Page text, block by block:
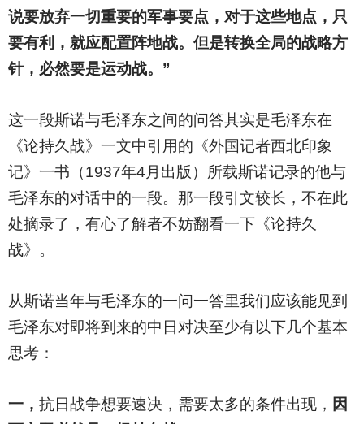
说要放弃一切重要的军事要点，对于这些地点，只
要有利，就应配置阵地战。但是转换全局的战略方
针，必然要是运动战。”
这一段斯诺与毛泽东之间的问答其实是毛泽东在
《论持久战》一文中引用的《外国记者西北印象
记》一书（1937年4月出版）所载斯诺记录的他与
毛泽东的对话中的一段。那一段引文较长，不在此
处摘录了，有心了解者不妨翻看一下《论持久
战》。
从斯诺当年与毛泽东的一问一答里我们应该能见到
毛泽东对即将到来的中日对决至少有以下几个基本
思考：
一， 抗日战争想要速决，需要太多的条件出现， 因